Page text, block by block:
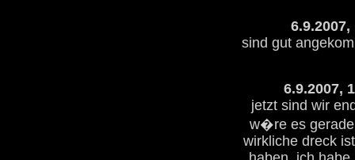
sind gut
6.9.2007,
jetzt sind wir
w�re es
wirkliche dreck